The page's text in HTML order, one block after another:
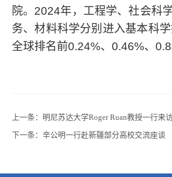
院。2024年，工程学、社会科
务、材料科学分别进入基本科
全球排名前0.24%、0.46%、
上一条：
明尼苏达大学Roger Ruan教授一行来
下一条： 辛公明一行赴新疆部分高校交流座谈